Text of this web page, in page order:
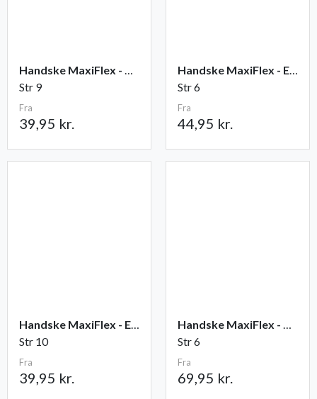
Handske MaxiFlex - Ultimate
Str 9
Fra
39,95 kr.
Handske MaxiFlex - Endurance
Str 6
Fra
44,95 kr.
Handske MaxiFlex - Elite
Str 10
Fra
39,95 kr.
Handske MaxiFlex - Cut
Str 6
Fra
69,95 kr.